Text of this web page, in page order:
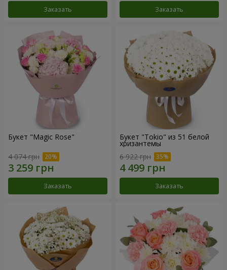
Заказать Заказать
Букет "Magic Rose"
4 074 грн
Заказать
Букет "Tokio" из 51 белой
хризантемы
6 922 грн
Заказать